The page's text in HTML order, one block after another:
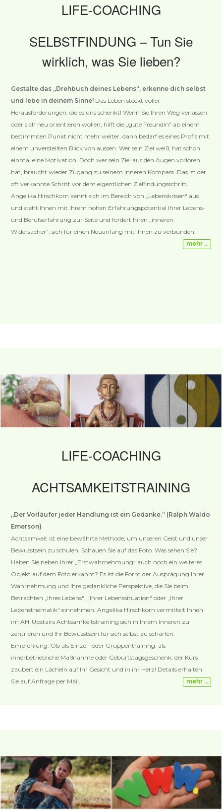
LIFE-COACHING
SELBSTFINDUNG – Tun Sie
wirklich, was Sie lieben?
Gestalte das „Drehbuch deines Lebens“, erkenne dich selbst
und lebe in deinem Sinne! Das Leben steckt voller
Herausforderungen, die es uns schenkt! Wenn Sie Ihren Weg verlassen
oder sich neu orientieren wollen, hilft die „gute Freundin“ ab einem
bestimmten Punkt nicht mehr weiter, dann bedarf es eines Profis mit
einem unverstellten Blick von aussen. Wer sein Ziel weiß, hat schon
einmal eine Motivation. Doch wer sein Ziel aus den Augen vorloren
hat, braucht wieder Zugang zu seinem inneren Kompass. Das ist der
oft verkannte Schritt vor dem eigentlichen Zielfindungsschritt.
Angelika Hirschkorn kennt sich im Bereich von „Lebenskrisen“ aus
und steht Ihnen mit ihrem hohen Erfahrungspotential Ihrer Lebens-
und Berufserfahrung zur Seite und fordert Ihren „inneren
Widersacher“, sich für einen Neuanfang mit Ihnen zu verbünden.
mehr …
LIFE-COACHING
ACHTSAMKEITSTRAINING
„Der Vorläufer jeder Handlung ist ein Gedanke.“ (Ralph Waldo
Emerson)
Achtsamkeit ist eine bewährte Methode, um unseren Geist und unser
Bewusstsein zu schulen. Schauen Sie auf das Foto. Was sehen Sie?
Haben Sie neben Ihrer „Erstwahrnehmung“ auch noch ein weiteres
Objekt auf dem Foto erkannt? Es ist die Form der Ausprägung Ihrer
Wahrnehmung und Ihre gedankliche Perspektive, die Sie beim
Betrachten „Ihres Lebens“, „Ihrer Lebenssituation“ oder „Ihrer
Lebensthematik“ einnehmen. Angelika Hirschkorn vermittelt Ihnen
im AH-Upstairs Achtsamkeitstraining sich in Ihrem Inneren zu
zentrieren und Ihr Bewusstsein für sich selbst zu schärfen.
Empfehlung: Ob als Einzel- oder Gruppentraining, als
innerbetriebliche Maßnahme oder Geburtstagsgeschenk, der Kurs
zaubert ein Lächeln auf Ihr Gesicht und in ihr Herz! Details erhalten
Sie auf Anfrage per Mail.
mehr …